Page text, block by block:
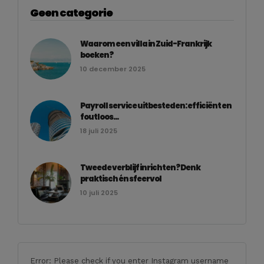
Geen categorie
Waarom een villa in Zuid-Frankrijk
boeken?
10 december 2025
Payroll service uitbesteden: efficiënt en
foutloos...
18 juli 2025
Tweede verblijf inrichten? Denk
praktisch én sfeervol
10 juli 2025
Error: Please check if you enter Instagram username